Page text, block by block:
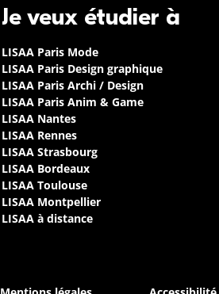
Je veux étudier à
LISAA Paris Mode
LISAA Paris Design graphique
LISAA Paris Archi / Design
LISAA Paris Anim & Game
LISAA Nantes
LISAA Rennes
LISAA Strasbourg
LISAA Bordeaux
LISAA Toulouse
LISAA Montpellier
LISAA à distance